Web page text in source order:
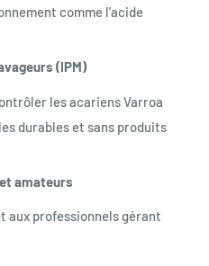
comme l’acide
(IPM)
les acariens Varroa
durables et sans produits
amateurs
aux professionnels gérant